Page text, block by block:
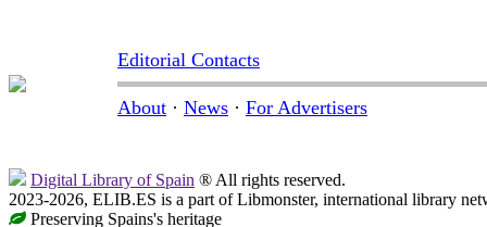
Editorial Contacts
About · News · For Advertisers
Digital Library of Spain ® All rights reserved.
2023-2026, ELIB.ES is a part of Libmonster, international library
Preserving Spains's heritage